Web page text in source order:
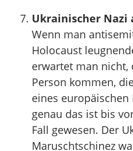
Ukrainischer Nazi
Wenn man
Holocaust
erwartet man nicht,
Person kommen,
eines europäischen
genau das ist bis
Fall gewesen. Der
Maruschtschinez